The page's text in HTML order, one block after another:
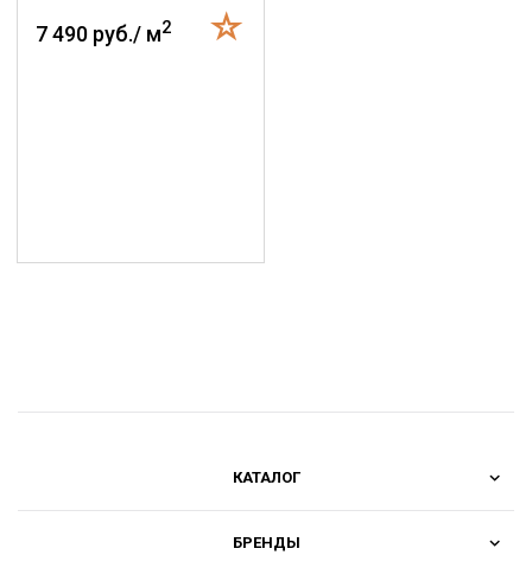
7 490 руб./ м2
КАТАЛОГ
БРЕНДЫ